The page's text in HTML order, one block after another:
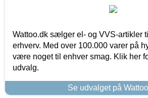
Wattoo.dk sælger el- og VVS-artikler
erhverv. Med over 100.000 varer på
være noget til enhver smag. Klik her
udvalg.
Se udvalget på